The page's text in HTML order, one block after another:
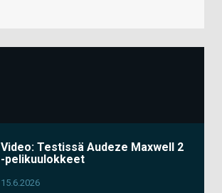
Video: Testissä Audeze Maxwell 2
-pelikuulokkeet
15.6.2026